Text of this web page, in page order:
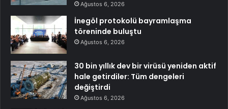
Ağustos 6, 2026
İnegöl protokolü bayramlaşma
töreninde buluştu
Ağustos 6, 2026
30 bin yıllık dev bir virüsü yeniden aktif
hale getirdiler: Tüm dengeleri
değiştirdi
Ağustos 6, 2026